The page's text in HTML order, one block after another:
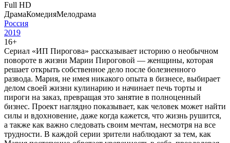
Full HD
ДрамаКомедияМелодрама
Россия
2019
16+
Сериал «ИП Пирогова» рассказывает историю о необычном
повороте в жизни Марии Пироговой — женщины, которая
решает открыть собственное дело после болезненного
развода. Мария, не имея никакого опыта в бизнесе, выбирает
делом своей жизни кулинарию и начинает печь торты и
пироги на заказ, превращая это занятие в полноценный
бизнес. Проект наглядно показывает, как человек может найти
силы и вдохновение, даже когда кажется, что жизнь рушится,
а также как важно следовать своим мечтам, несмотря на все
трудности. В каждой серии зрители наблюдают за тем, как